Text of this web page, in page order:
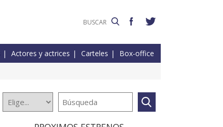
Actores y actrices Carteles Box-office